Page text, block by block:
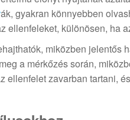
ák, gyakran könnyebben
különösen, ha
miközben jelentős
a mérkőzés során,
ellenfelet zavarban tartani,